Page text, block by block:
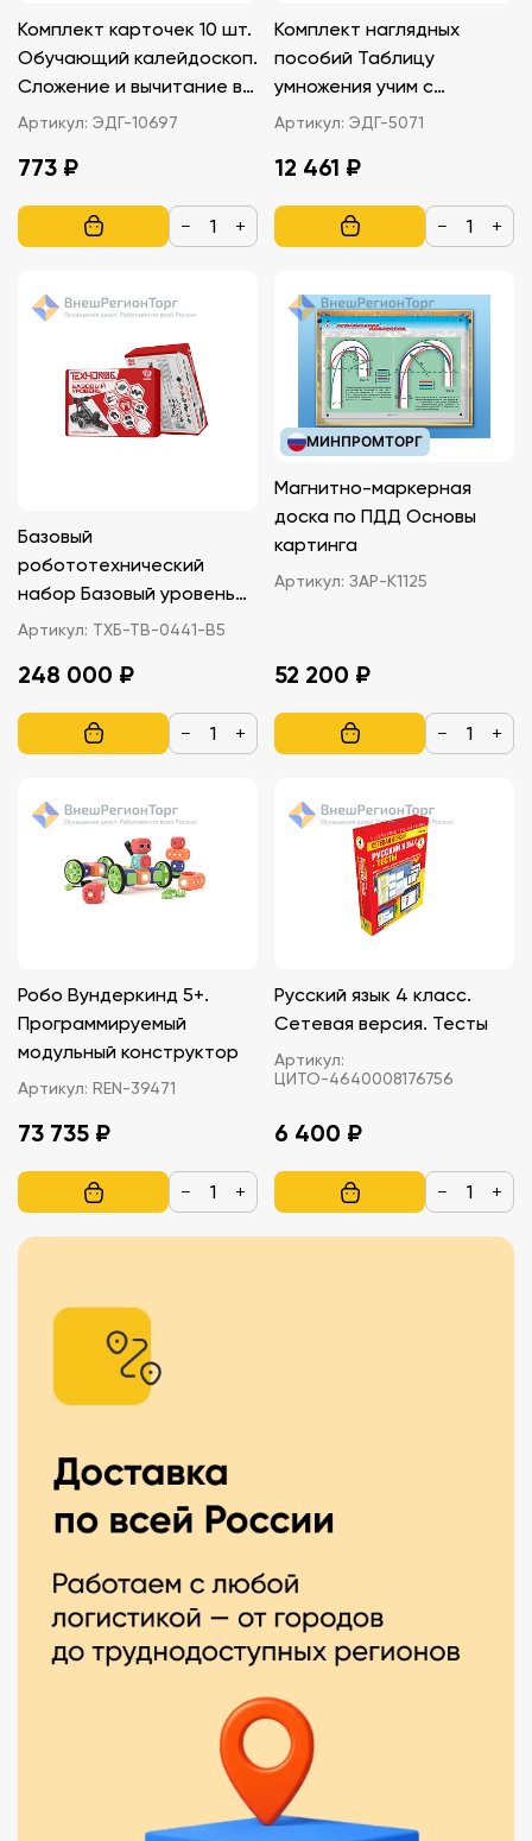
Комплект карточек 10 шт.
Обучающий калейдоскоп.
Сложение и вычитание в
столбик
Артикул: ЭДГ-10697
773 ₽
− +
Комплект наглядных
пособий Таблицу
умножения учим с
увлечением
Артикул: ЭДГ-5071
12 461 ₽
− +
Базовый
робототехнический
набор Базовый уровень
Ардуино
Артикул: ТХБ-ТВ-0441-В5
248 000 ₽
− +
МИНПРОМТОРГ
Магнитно-маркерная
доска по ПДД Основы
картинга
Артикул: ЗАР-К1125
52 200 ₽
− +
Робо Вундеркинд 5+.
Программируемый
модульный конструктор
Артикул: REN-39471
73 735 ₽
− +
Русский язык 4 класс.
Сетевая версия. Тесты
Артикул:
ЦИТО-4640008176756
6 400 ₽
− +